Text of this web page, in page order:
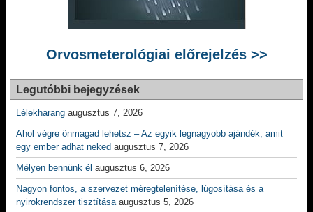
Orvosmeterológiai előrejelzés >>
Legutóbbi bejegyzések
Lélekharang augusztus 7, 2026
Ahol végre önmagad lehetsz – Az egyik legnagyobb ajándék, amit
egy ember adhat neked augusztus 7, 2026
Mélyen bennünk él augusztus 6, 2026
Nagyon fontos, a szervezet méregtelenítése, lúgosítása és a
nyirokrendszer tisztítása augusztus 5, 2026